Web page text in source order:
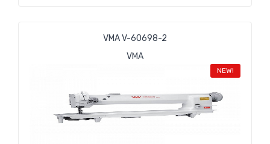
VMA V-60698-2
VMA
NEW!